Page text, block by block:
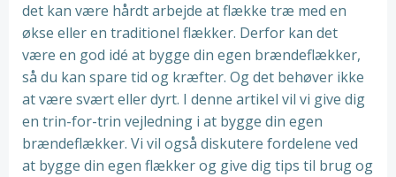
det kan være hårdt arbejde at flække træ med en
økse eller en traditionel flækker. Derfor kan det
være en god idé at bygge din egen brændeflækker,
så du kan spare tid og kræfter. Og det behøver ikke
at være svært eller dyrt. I denne artikel vil vi give dig
en trin-for-trin vejledning i at bygge din egen
brændeflækker. Vi vil også diskutere fordelene ved
at bygge din egen flækker og give dig tips til brug og